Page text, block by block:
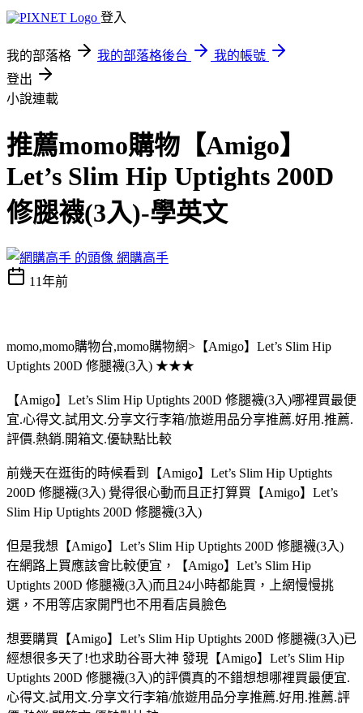
登入
我的部落格 我的部落格後台
我的帳號
登出
小說連載
推薦momo購物【Amigo】
Let’s Slim Hip Uptights 200D
修腿襪(3入)-學英文
網購高手
11年前
momo,momo購物台,momo購物網>【Amigo】Let’s Slim Hip
Uptights 200D 修腿襪(3入) ★★★
【Amigo】Let’s Slim Hip Uptights 200D 修腿襪(3入)哪裡買最便
宜.心得文.試用文.分享文行李箱/旅遊用品分享推薦.好用.推薦.
評價.熱銷.開箱文.優缺點比較
前幾天在逛街的時候看到【Amigo】Let’s Slim Hip Uptights
200D 修腿襪(3入) 覺得很心動而且正打算買【Amigo】Let’s
Slim Hip Uptights 200D 修腿襪(3入)
但是我想【Amigo】Let’s Slim Hip Uptights 200D 修腿襪(3入)
在網路上買應該會比較便宜，【Amigo】Let’s Slim Hip
Uptights 200D 修腿襪(3入)而且24小時都能買，上網慢慢挑
選，不用等店家開門也不用看店員臉色
想要購買【Amigo】Let’s Slim Hip Uptights 200D 修腿襪(3入)已
經想很多天了!也求助谷哥大神 發現【Amigo】Let’s Slim Hip
Uptights 200D 修腿襪(3入)的評價真的不錯想想哪裡買最便宜.
心得文.試用文.分享文行李箱/旅遊用品分享推薦.好用.推薦.評